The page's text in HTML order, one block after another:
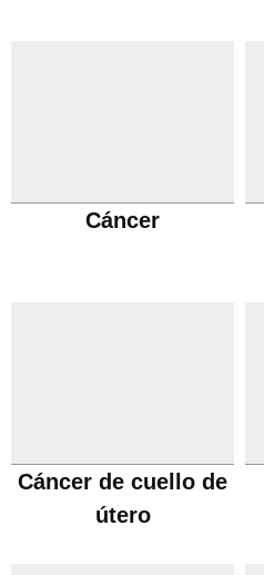
Cáncer
Cáncer de cuello de
útero